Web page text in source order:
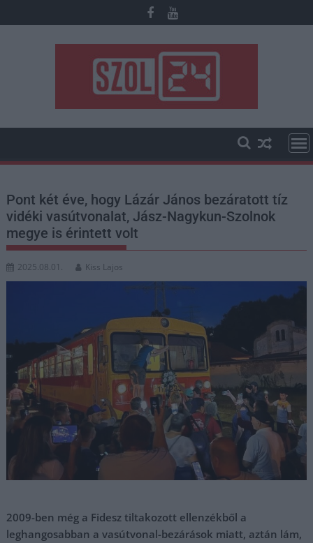
to
Pont két éve, hogy Lázár János bezáratott tíz
vidéki vasútvonalat, Jász-Nagykun-Szolnok
megye is érintett volt
2025.08.01. Kiss Lajos
2009-ben még a Fidesz tiltakozott ellenzékből a
leghangosabban a vasútvonal-bezárások miatt, aztán lám,